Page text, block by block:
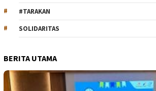
#TARAKAN
SOLIDARITAS
BERITA UTAMA